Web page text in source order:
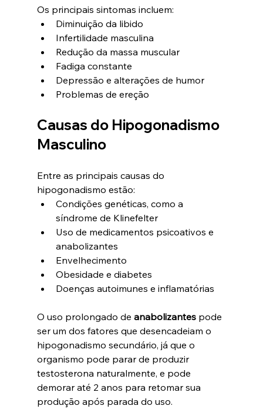
Os principais sintomas incluem:
Diminuição da libido
Infertilidade masculina
Redução da massa muscular
Fadiga constante
Depressão e alterações de humor
Problemas de ereção
Causas do Hipogonadismo
Masculino
Entre as principais causas do
hipogonadismo estão:
Condições genéticas, como a
síndrome de Klinefelter
Uso de medicamentos psicoativos e
anabolizantes
Envelhecimento
Obesidade e diabetes
Doenças autoimunes e inflamatórias
O uso prolongado de anabolizantes pode
ser um dos fatores que desencadeiam o
hipogonadismo secundário, já que o
organismo pode parar de produzir
testosterona naturalmente, e pode
demorar até 2 anos para retomar sua
produção após parada do uso.